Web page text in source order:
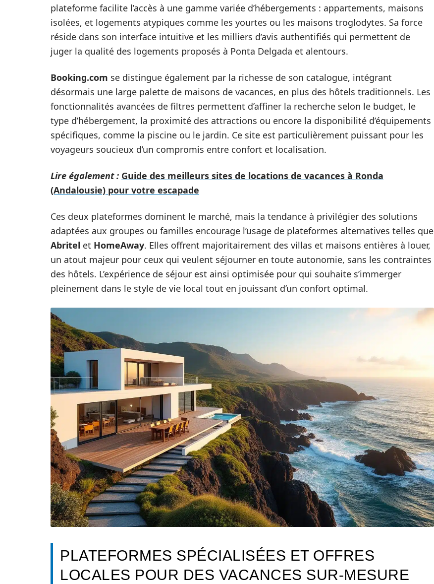
plateforme facilite l’accès à une gamme variée d’hébergements : appartements, maisons
isolées, et logements atypiques comme les yourtes ou les maisons troglodytes. Sa force
réside dans son interface intuitive et les milliers d’avis authentifiés qui permettent de
juger la qualité des logements proposés à Ponta Delgada et alentours.
Booking.com se distingue également par la richesse de son catalogue, intégrant
désormais une large palette de maisons de vacances, en plus des hôtels traditionnels. Les
fonctionnalités avancées de filtres permettent d’affiner la recherche selon le budget, le
type d’hébergement, la proximité des attractions ou encore la disponibilité d’équipements
spécifiques, comme la piscine ou le jardin. Ce site est particulièrement puissant pour les
voyageurs soucieux d’un compromis entre confort et localisation.
Lire également : Guide des meilleurs sites de locations de vacances à Ronda
(Andalousie) pour votre escapade
Ces deux plateformes dominent le marché, mais la tendance à privilégier des solutions
adaptées aux groupes ou familles encourage l’usage de plateformes alternatives telles que
Abritel et HomeAway. Elles offrent majoritairement des villas et maisons entières à louer,
un atout majeur pour ceux qui veulent séjourner en toute autonomie, sans les contraintes
des hôtels. L’expérience de séjour est ainsi optimisée pour qui souhaite s’immerger
pleinement dans le style de vie local tout en jouissant d’un confort optimal.
PLATEFORMES SPÉCIALISÉES ET OFFRES
LOCALES POUR DES VACANCES SUR-MESURE